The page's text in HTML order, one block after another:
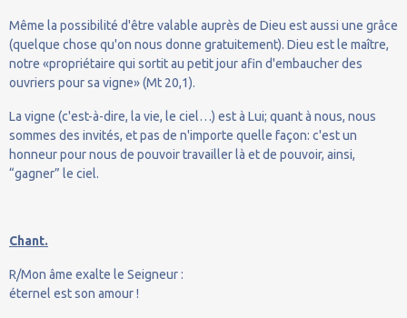
Même la possibilité d'être valable auprès de Dieu est aussi une grâce
(quelque chose qu'on nous donne gratuitement). Dieu est le maître,
notre «propriétaire qui sortit au petit jour afin d'embaucher des
ouvriers pour sa vigne» (Mt 20,1).
La vigne (c'est-à-dire, la vie, le ciel…) est à Lui; quant à nous, nous
sommes des invités, et pas de n'importe quelle façon: c'est un
honneur pour nous de pouvoir travailler là et de pouvoir, ainsi,
“gagner” le ciel.
Chant.
R/Mon âme exalte le Seigneur :
éternel est son amour !